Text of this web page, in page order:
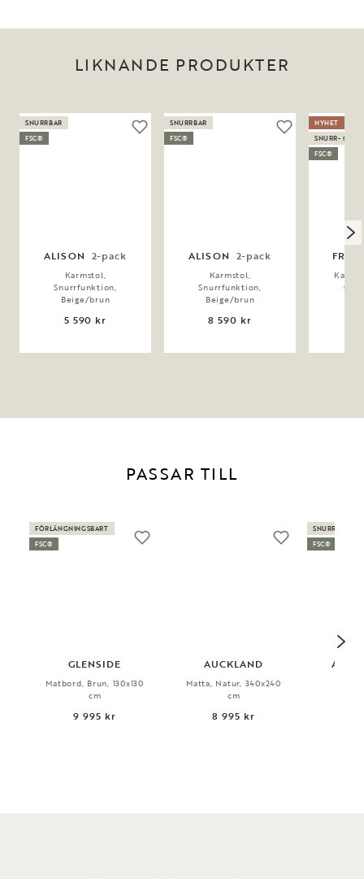
LIKNANDE PRODUKTER
ALISON 2-pack
Karmstol,
Snurrfunktion,
Beige/brun
5 590 kr
SNURRBAR
FSC®
ALISON 2-pack
Karmstol,
Snurrfunktion,
Beige/brun
8 590 kr
SNURRBAR
FSC®
NYHET
SNURR- OCH
FSC®
PASSAR TILL
GLENSIDE
Matbord, Brun, 130x130
cm
9 995 kr
FÖRLÄNGNINGSBART
FSC®
AUCKLAND
Matta, Natur, 340x240
cm
8 995 kr
SNURRBAR
FSC®